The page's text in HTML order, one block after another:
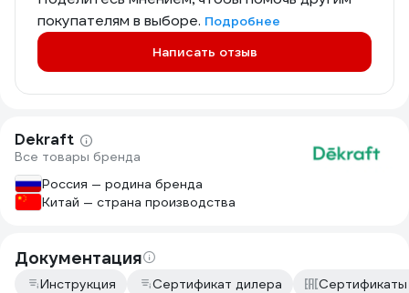
покупателям в выборе. Подробнее
Написать отзыв
Dekraft
Все товары бренда
Россия — родина бренда
Китай — страна производства
Документация
Инструкция Сертификат дилера Сертификаты